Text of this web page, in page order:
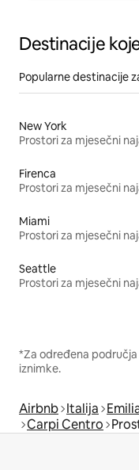
Destinacije
Popularne destinacije
New York
Prostori za mjesečni
Firenca
Prostori za mjesečni
Miami
Prostori za mjesečni
Seattle
Prostori za mjesečni
*Za određena
iznimke.
Airbnb Italija
Carpi Centro